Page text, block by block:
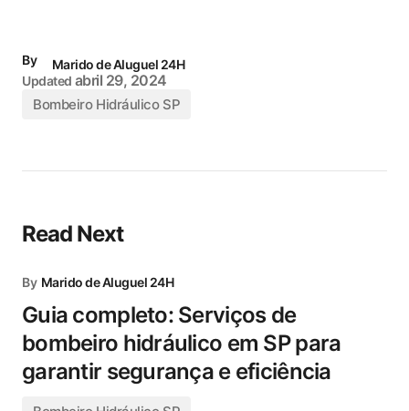
By
Marido de Aluguel 24H
Updated abril 29, 2024
Bombeiro Hidráulico SP
Read Next
By Marido de Aluguel 24H
Guia completo: Serviços de
bombeiro hidráulico em SP para
garantir segurança e eficiência